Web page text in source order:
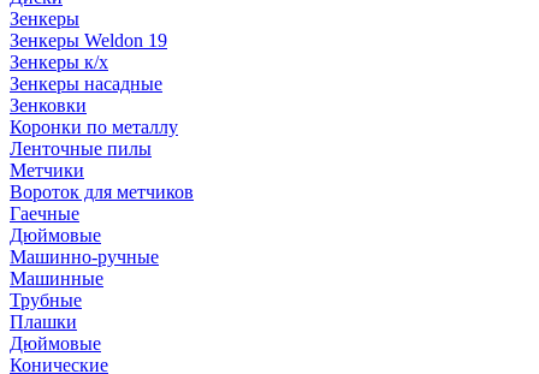
Зенкеры
Зенкеры Weldon 19
Зенкеры к/х
Зенкеры насадные
Зенковки
Коронки по металлу
Ленточные пилы
Метчики
Вороток для метчиков
Гаечные
Дюймовые
Машинно-ручные
Машинные
Трубные
Плашки
Дюймовые
Конические